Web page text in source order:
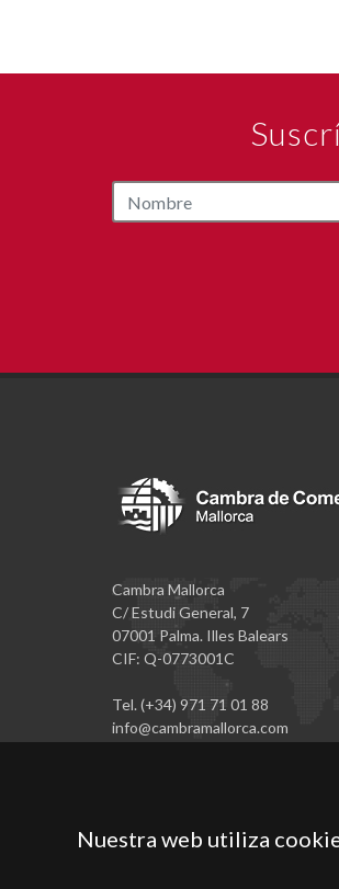
Cambra Mallorca
C/ Estudi General, 7
07001 Palma. Illes Balears
CIF: Q-0773001C
Tel. (+34) 971 71 01 88
info@cambramallorca.com
Nuestra web utiliza